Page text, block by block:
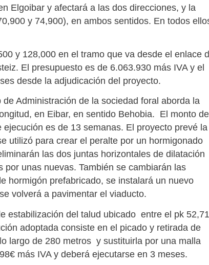
Elgoibar y afectará a las dos direcciones, y la
y 74,900), en ambos sentidos. En todos
y 128,000 en el tramo que va desde el enlace
El presupuesto es de 6.063.930 más IVA y el
desde la adjudicación del proyecto.
Administración de la sociedad foral aborda la
en Eibar, en sentido Behobia. El monto de
es de 13 semanas. El proyecto prevé la
utilizó para crear el peralte por un hormigonado
las dos juntas horizontales de dilatación
unas nuevas. También se cambiarán las
hormigón prefabricado, se instalará un nuevo
volverá a pavimentar el viaducto.
estabilización del talud ubicado entre el pk
adoptada consiste en el picado y retirada de
largo de 280 metros y sustituirla por una malla
más IVA y deberá ejecutarse en 3 meses.